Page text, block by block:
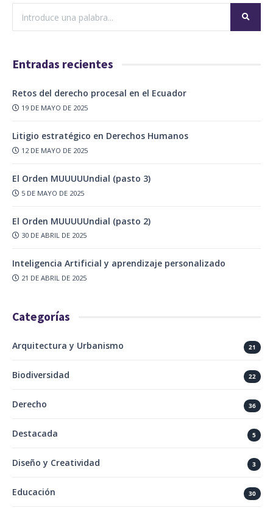
Entradas recientes
Retos del derecho procesal en el Ecuador
19 DE MAYO DE 2025
Litigio estratégico en Derechos Humanos
12 DE MAYO DE 2025
El Orden MUUUUUndial (pasto 3)
5 DE MAYO DE 2025
El Orden MUUUUUndial (pasto 2)
30 DE ABRIL DE 2025
Inteligencia Artificial y aprendizaje personalizado
21 DE ABRIL DE 2025
Categorías
Arquitectura y Urbanismo 21
Biodiversidad 22
Derecho 36
Destacada 5
Diseño y Creatividad 3
Educación 30